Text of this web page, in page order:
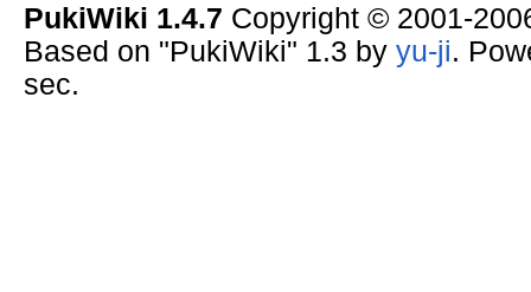
PukiWiki 1.4.7 Copyright © 2001-
Based on "PukiWiki" 1.3 by yu-ji.
sec.